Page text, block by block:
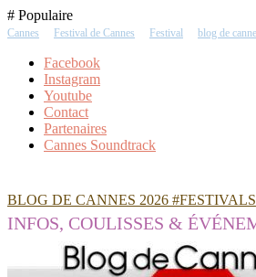
Skip
To
# Populaire
Cannes Festival de Cannes Festival blog de
Facebook
Instagram
Youtube
Contact
Partenaires
Cannes Soundtrack
BLOG DE CANNES 2026 #FESTIVALS
INFOS, COULISSES &